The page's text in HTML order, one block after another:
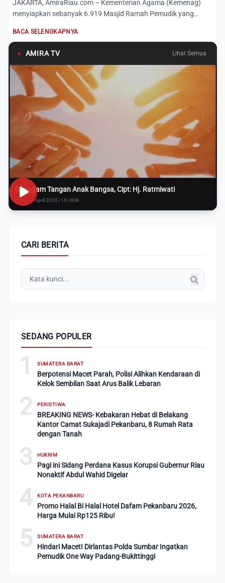
JAKARTA, AmiraRiau.com – Kementerian Agama (Kemenag)
menyiapkan sebanyak 6.919 Masjid Ramah Pemudik yang
BACA SELENGKAPNYA
● AMIRA TV Lihat Semua
Genggam Tangan Anak Bangsa, Cipt: Hj. Ratmiwati
Rabu, 8 April 2026 | 16:i WIB
CARI BERITA
SEDANG POPULER
1 SUMATERA BARAT
Berpotensi Macet Parah, Polisi Alihkan Kendaraan di
Kelok Sembilan Saat Arus Balik Lebaran
2 PERISTIWA
BREAKING NEWS- Kebakaran Hebat di Belakang
Kantor Camat Sukajadi Pekanbaru, 8 Rumah Rata
dengan Tanah
3 HUKRIM
Pagi ini Sidang Perdana Kasus Korupsi Gubernur Riau
Nonaktif Abdul Wahid Digelar
4 KOTA PEKANBARU
Promo Halal Bi Halal Hotel Dafam Pekanbaru 2026,
Harga Mulai Rp125 Ribu!
5 SUMATERA BARAT
Hindari Macet! Dirlantas Polda Sumbar Ingatkan
Pemudik One Way Padang-Bukittinggi